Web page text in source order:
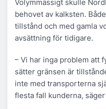
Volymmässigt skulle
behovet av kalksten.
tillstånd och med gamla
avsättning för tidigare.
– Vi har inga problem att
sätter gränsen är
inte med transporterna
flesta fall kunderna, säger